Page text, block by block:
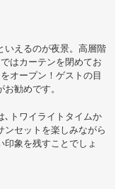
いえるのが夜景。高層階
はカーテンを閉めてお
オープン！ゲストの目
勧めです。
､トワイライトタイムか
ンセットを楽しみながら
象を残すことでしょ